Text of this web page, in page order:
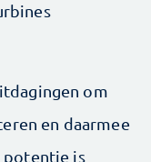
om
en daarmee
potentie is